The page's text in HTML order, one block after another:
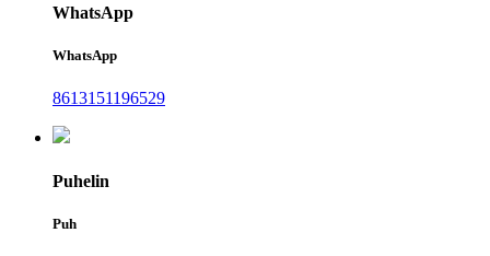
WhatsApp
WhatsApp
8613151196529
Puhelin
Puh